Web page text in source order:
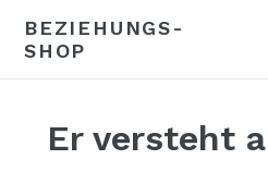
zum
Inhalt
BEZIEHUNGS-
SHOP
Er versteht